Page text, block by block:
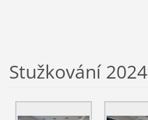
Stužkování 2024